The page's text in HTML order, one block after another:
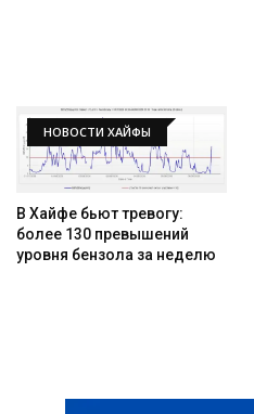
НОВОСТИ ХАЙФЫ
В Хайфе бьют тревогу:
более 130 превышений
уровня бензола за неделю